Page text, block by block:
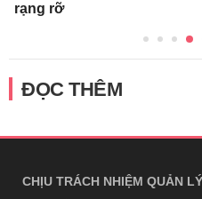
rạng rỡ
ĐỌC THÊM
CHỊU TRÁCH NHIỆM QUẢN